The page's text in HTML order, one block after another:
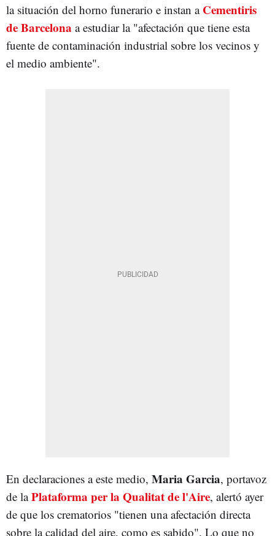
la situación del horno funerario e instan a Cementiris
de Barcelona a estudiar la "afectación que tiene esta
fuente de contaminación industrial sobre los vecinos y
el medio ambiente".
En declaraciones a este medio, Maria Garcia, portavoz
de laPlataforma per la Qualitat de l'Aire, alertó ayer
de que los crematorios "tienen una afectación directa
sobre la calidad del aire, como es sabido". Lo que no